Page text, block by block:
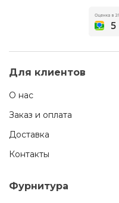
Для клиентов
О нас
Заказ и оплата
Доставка
Контакты
Фурнитура